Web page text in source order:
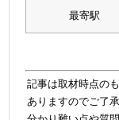
最寄駅
記事は取材時点の
ありますのでご了